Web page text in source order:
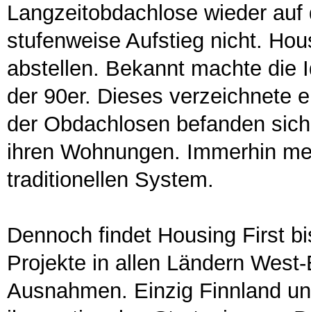
Langzeitobdachlose wieder
stufenweise Aufstieg nicht.
abstellen. Bekannt machte die
der 90er. Dieses verzeichnete
der Obdachlosen befanden
ihren Wohnungen. Immerhin
traditionellen System.
Dennoch findet Housing First
Projekte in allen Ländern
Ausnahmen. Einzig Finnland